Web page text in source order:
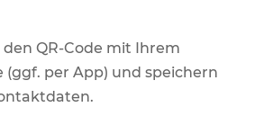
den QR-Code mit Ihrem
(ggf. per App) und spei­chern